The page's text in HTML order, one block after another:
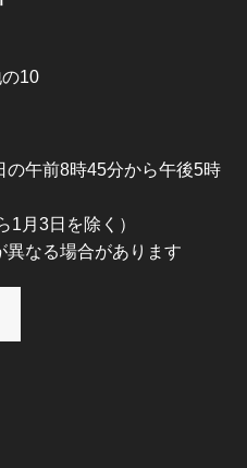
10
の午前8時45分から午後5時
1月3日を除く）
なる場合があります